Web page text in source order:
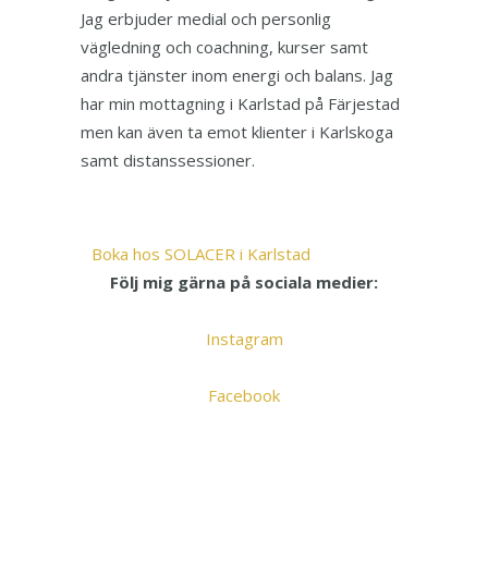
Jag erbjuder medial och personlig
vägledning och coachning, kurser samt
andra tjänster inom energi och balans. Jag
har min mottagning i Karlstad på Färjestad
men kan även ta emot klienter i Karlskoga
samt distanssessioner.
Boka hos SOLACER i Karlstad
K
Följ mig gärna på sociala medier:
Instagram
Facebook